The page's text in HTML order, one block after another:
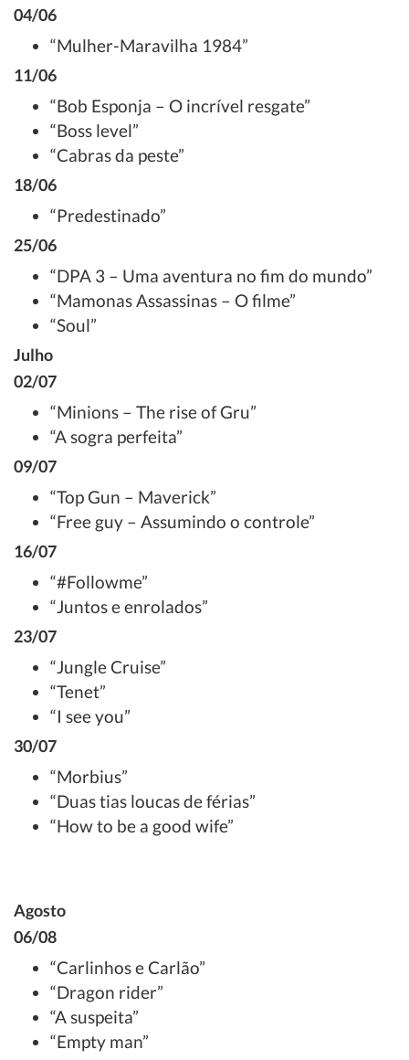
04/06
“Mulher-Maravilha 1984”
11/06
“Bob Esponja – O incrível resgate”
“Boss level”
“Cabras da peste”
18/06
“Predestinado”
25/06
“DPA 3 – Uma aventura no fim do mundo”
“Mamonas Assassinas – O filme”
“Soul”
Julho
02/07
“Minions – The rise of Gru”
“A sogra perfeita”
09/07
“Top Gun – Maverick”
“Free guy – Assumindo o controle”
16/07
“#Followme”
“Juntos e enrolados”
23/07
“Jungle Cruise”
“Tenet”
“I see you”
30/07
“Morbius”
“Duas tias loucas de férias”
“How to be a good wife”
Agosto
06/08
“Carlinhos e Carlão”
“Dragon rider”
“A suspeita”
“Empty man”